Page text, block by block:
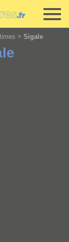
> Sigale